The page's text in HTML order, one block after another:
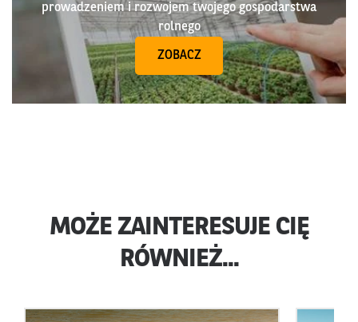
prowadzeniem i rozwojem twojego gospodarstwa
rolnego
ZOBACZ
MOŻE ZAINTERESUJE CIĘ
RÓWNIEŻ...